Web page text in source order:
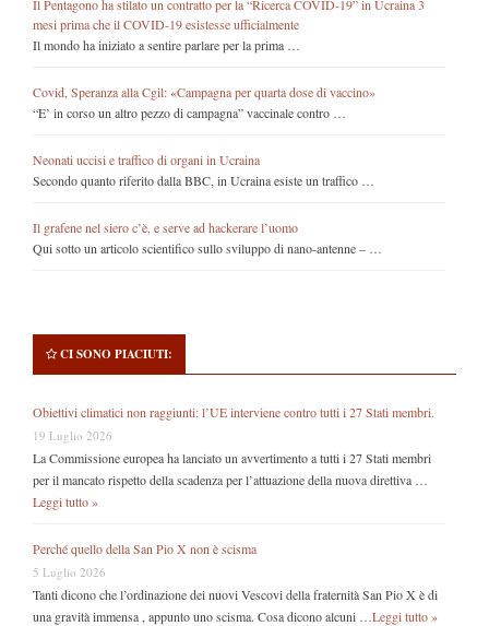
Il Pentagono ha stilato un contratto per la “Ricerca COVID-19” in Ucraina 3
mesi prima che il COVID-19 esistesse ufficialmente
Il mondo ha iniziato a sentire parlare per la prima …
Covid, Speranza alla Cgil: «Campagna per quarta dose di vaccino»
“E’ in corso un altro pezzo di campagna” vaccinale contro …
Neonati uccisi e traffico di organi in Ucraina
Secondo quanto riferito dalla BBC, in Ucraina esiste un traffico …
Il grafene nel siero c’è, e serve ad hackerare l’uomo
Qui sotto un articolo scientifico sullo sviluppo di nano-antenne – …
CI SONO PIACIUTI:
Obiettivi climatici non raggiunti: l’UE interviene contro tutti i 27 Stati membri.
19 Luglio 2026
La Commissione europea ha lanciato un avvertimento a tutti i 27 Stati membri
per il mancato rispetto della scadenza per l’attuazione della nuova direttiva …
Leggi tutto »
Perché quello della San Pio X non è scisma
5 Luglio 2026
Tanti dicono che l’ordinazione dei nuovi Vescovi della fraternità San Pio X è di
una gravità immensa , appunto uno scisma. Cosa dicono alcuni … Leggi tutto »